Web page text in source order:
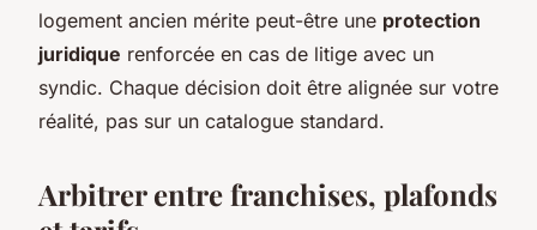
logement ancien mérite peut-être une protection
juridique renforcée en cas de litige avec un
syndic. Chaque décision doit être alignée sur votre
réalité, pas sur un catalogue standard.
Arbitrer entre franchises, plafonds